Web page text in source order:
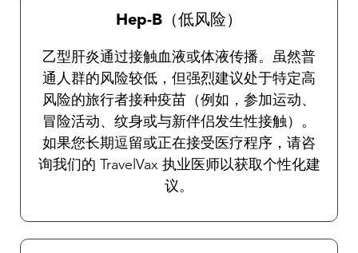
Hep-B（低风险）
乙型肝炎通过接触血液或体液传播。虽然普
通人群的风险较低，但强烈建议处于特定高
风险的旅行者接种疫苗（例如，参加运动、
冒险活动、纹身或与新伴侣发生性接触）。
如果您长期逗留或正在接受医疗程序，请咨
询我们的 TravelVax 执业医师以获取个性化建
议。